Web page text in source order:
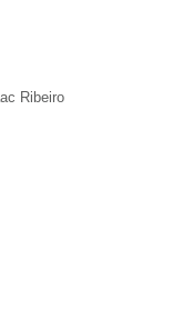
Ribeiro